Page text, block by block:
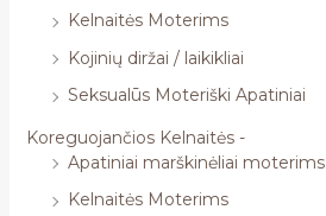
Kelnaitės Moterims
Kojinių diržai / laikikliai
Seksualūs Moteriški Apatiniai
Koreguojančios Kelnaitės -
Apatiniai marškinėliai moterims
Kelnaitės Moterims